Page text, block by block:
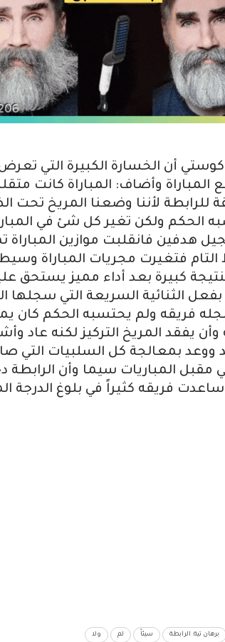
كوستي أن الخسارة الكبيرة التي
وأضاف: المباراة كانت
للرابطة لأننا وضعنا المريخ
الحكم ولكن تغير كل شئ في
هدفين فانقلبت موازين
التام فتغيرت مجريات المباراة
كبيرة بعد أداء مميز يستحق
بفعل الثنائية السريعة التي
فريقه ولم يحتسبه الحكم كان
وأن يفقد المريخ التركيز لكنه عاد
ووعد بمعالجة كل السلبيات التي
المباريات سيما وأن الرابطة
فريقه كثيراً في بلوغ الدرجة
برهان تية: الرابطة سيئاً لم ولا